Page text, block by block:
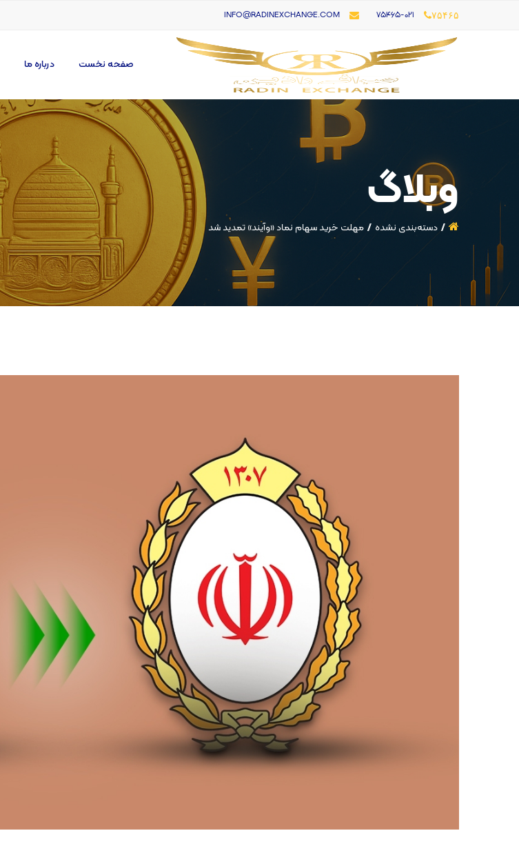
۷۵۴۶۵ INFO@RADINEXCHANGE.COM
صفحه نخست درباره ما
وبلاگ
دسته‌بندی نشده مهلت خرید سهام نماد «وآیند» تمدید شد